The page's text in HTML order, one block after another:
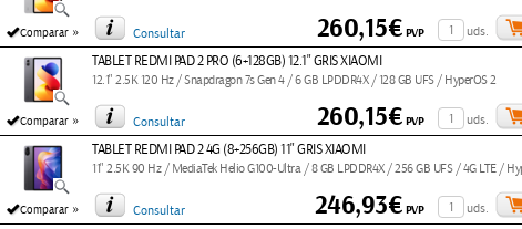
Comparar » Consultar uds.
260,15€PVP
Comparar »
TABLET REDMI PAD 2 PRO (6+128GB) 12.1" GRIS XIAOMI
12.1" 2.5K 120 Hz / Snapdragon 7s Gen 4 / 6 GB LPDDR4X / 128 GB UFS / HyperOS 2
Consultar uds.
260,15€PVP
Comparar »
TABLET REDMI PAD 2 4G (8+256GB) 11" GRIS XIAOMI
11" 2.5K 90 Hz / MediaTek Helio G100-Ultra / 8 GB LPDDR4X / 256 GB UFS / 4G LTE /
Consultar uds.
246,93€PVP